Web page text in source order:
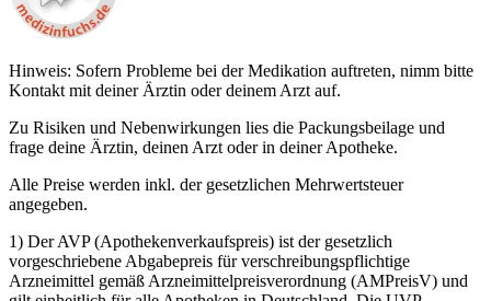
Hinweis: Sofern Probleme bei der Medikation auftreten, nimm bitte
Kontakt mit deiner Ärztin oder deinem Arzt auf.
Zu Risiken und Nebenwirkungen lies die Packungsbeilage und
frage deine Ärztin, deinen Arzt oder in deiner Apotheke.
Alle Preise werden inkl. der gesetzlichen Mehrwertsteuer
angegeben.
1) Der AVP (Apothekenverkaufspreis) ist der gesetzlich
vorgeschriebene Abgabepreis für verschreibungspflichtige
Arzneimittel gemäß Arzneimittelpreisverordnung (AMPreisV) und